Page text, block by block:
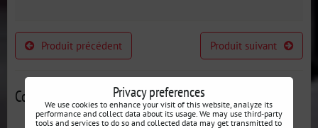
Produit précédent Produit suivant
Contributions alternativesPrivacy preferences
We use cookies to enhance your visit of this website, analyze its
performance and collect data about its usage. We may use third-party
tools and services to do so and collected data may get transmitted to